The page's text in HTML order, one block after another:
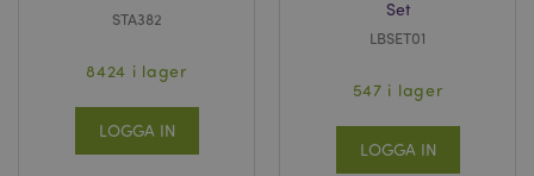
STA382
8424 i lager
LOGGA IN
Set
LBSET01
547 i lager
LOGGA IN